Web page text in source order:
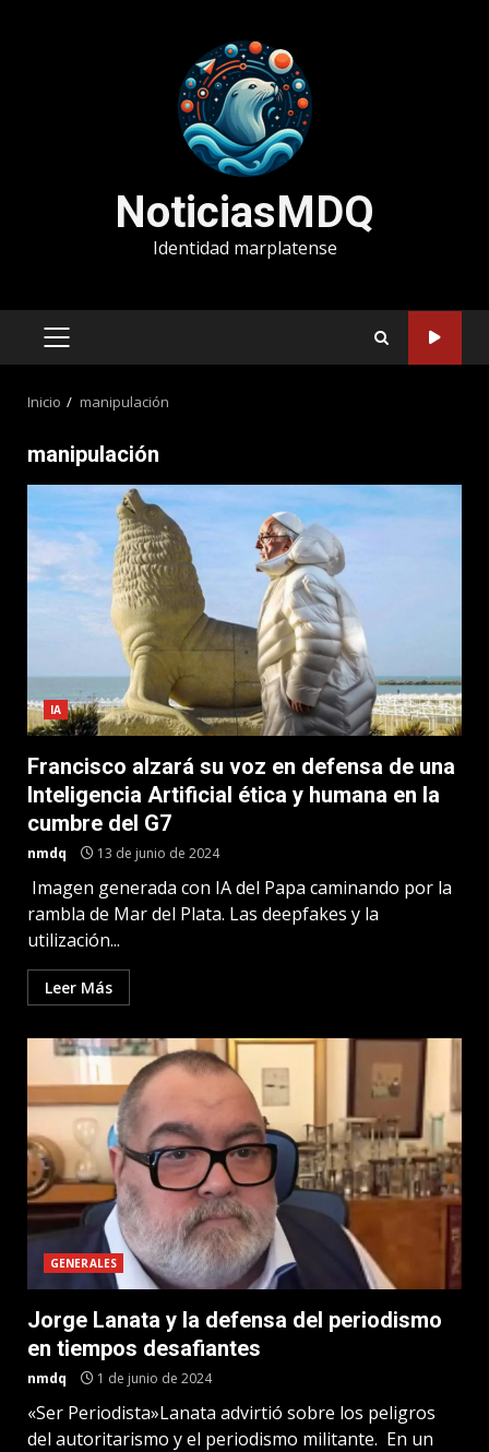
NoticiasMDQ
Identidad marplatense
MENÚ
Inicio manipulación
manipulación
IA
Francisco alzará su voz en defensa de una
Inteligencia Artificial ética y humana en la
cumbre del G7
nmdq 13 de junio de 2024
Imagen generada con IA del Papa caminando por la
rambla de Mar del Plata. Las deepfakes y la
utilización...
Leer Más
GENERALES
Jorge Lanata y la defensa del periodismo
en tiempos desafiantes
nmdq 1 de junio de 2024
«Ser Periodista»Lanata advirtió sobre los peligros
del autoritarismo y el periodismo militante. En un